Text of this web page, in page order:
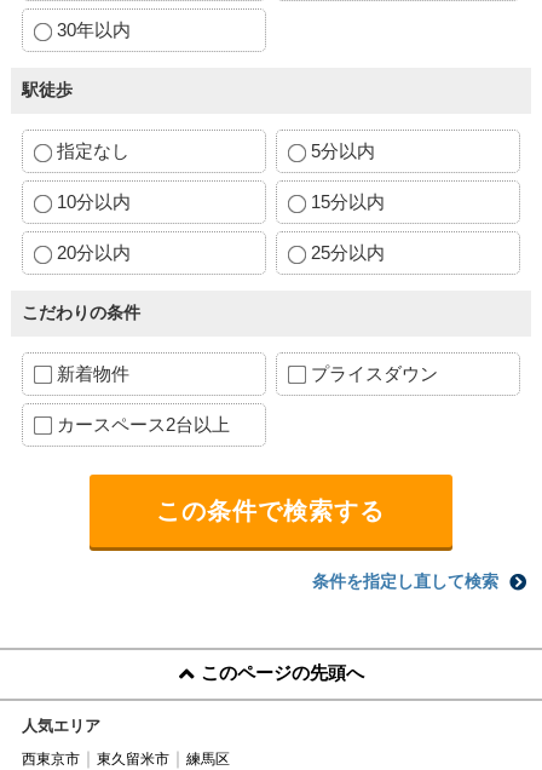
30年以内
駅徒歩
指定なし 5分以内
10分以内 15分以内
20分以内 25分以内
こだわりの条件
新着物件 プライスダウン
カースペース2台以上
条件を指定し直して検索
このページの先頭へ
人気エリア
西東京市 東久留米市 練馬区